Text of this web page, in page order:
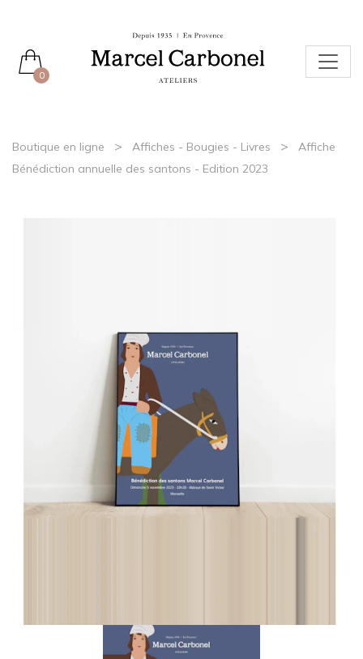
0
Boutique en ligne > Affiches - Bougies - Livres >
Affiche
Bénédiction annuelle des santons - Edition 2023